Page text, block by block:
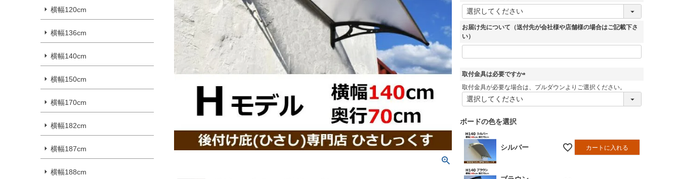
横幅120cm
横幅136cm
横幅140cm
横幅150cm
横幅170cm
横幅182cm
横幅187cm
横幅188cm
(
須
お届け先について（送付先が会社様や店舗様の場合はご記載下さ
い）
取付金具は必要ですか
(
必
取付金具が必要な場合は、プルダウンよりご選択ください。
ボードの色を選択
シルバー カートに入れる